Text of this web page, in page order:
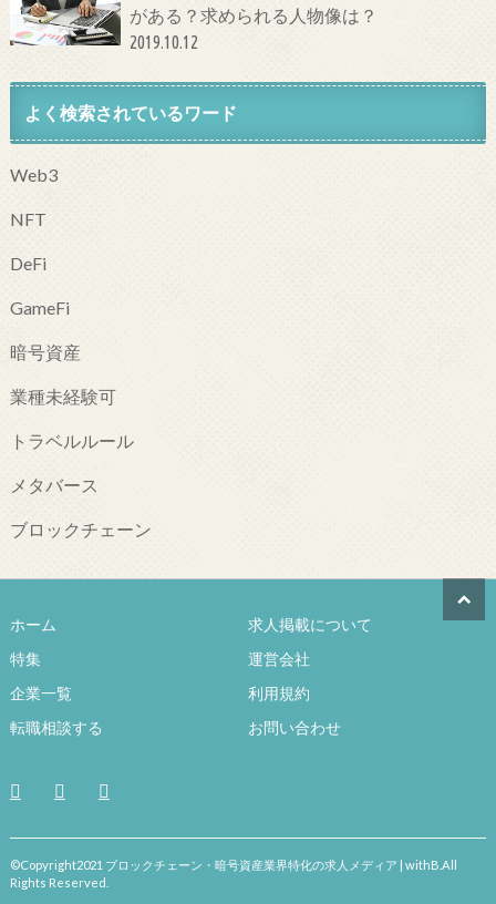
がある？求められる人物像は？
2019.10.12
よく検索されているワード
Web3
NFT
DeFi
GameFi
暗号資産
業種未経験可
トラベルルール
メタバース
ブロックチェーン
ホーム
特集
企業一覧
転職相談する
求人掲載について
運営会社
利用規約
お問い合わせ
©Copyright2021 ブロックチェーン・暗号資産業界特化の求人メディア | withB.All
Rights Reserved.